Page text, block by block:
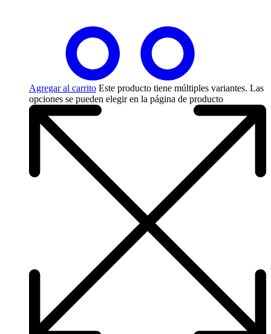
Agregar al carrito Este producto tiene múltiples variantes. Las
opciones se pueden elegir en la página de producto